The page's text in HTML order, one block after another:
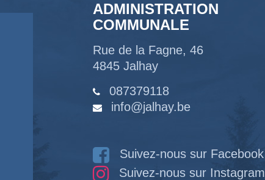
ADMINISTRATION
COMMUNALE
Rue de la Fagne, 46
4845 Jalhay
087379118
info@jalhay.be
Suivez-nous sur Facebook
Suivez-nous sur Instagram